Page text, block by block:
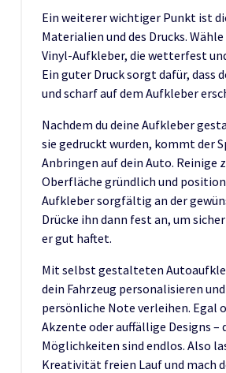
Ein weiterer wichtiger Punkt ist
Materialien und des Drucks.
Vinyl-Aufkleber, die wetterfest
Ein guter Druck sorgt dafür, dass
und scharf auf dem Aufkleber
Nachdem du deine Aufkleber
sie gedruckt wurden, kommt der
Anbringen auf dein Auto. Reinige
Oberfläche gründlich und
Aufkleber sorgfältig an der
Drücke ihn dann fest an, um
er gut haftet.
Mit selbst gestalteten
dein Fahrzeug personalisieren
persönliche Note verleihen. Egal
Akzente oder auffällige Designs –
Möglichkeiten sind endlos. Also
Kreativität freien Lauf und mach